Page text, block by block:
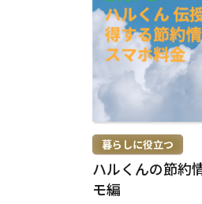
を
読
暮らしに役立つ
ハルくんの節約
モ編